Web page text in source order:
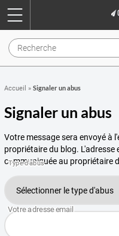
Accueil » Signaler un abus
Signaler un abus
Votre message sera envoyé à
propriétaire du blog. L'adresse
communiquée au propriétaire